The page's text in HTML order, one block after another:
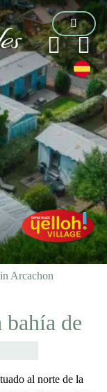
Arcachon
bahía de
al norte de la